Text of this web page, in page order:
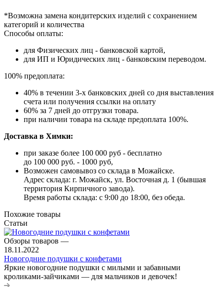
*Возможна замена кондитерских изделий с сохранением
категорий и количества
Способы оплаты:
для Физических лиц - банковской картой,
для ИП и Юридических лиц - банковским переводом.
100% предоплата:
40% в течении 3-х банковских дней со дня выставления
счета или получения ссылки на оплату
60% за 7 дней до отгрузки товара.
при наличии товара на складе предоплата 100%.
Доставка в Химки:
при заказе более 100 000 руб - бесплатно
до 100 000 руб. - 1000 руб,
Возможен самовывоз со склада в Можайске.
Адрес склада: г. Можайск, ул. Восточная д. 1 (бывшая
территория Кирпичного завода).
Время работы склада: с 9:00 до 18:00, без обеда.
Похожие товары
Статьи
Обзоры товаров —
18.11.2022
Новогодние подушки с конфетами
Яркие новогодние подушки с милыми и забавными
кроликами-зайчиками — для мальчиков и девочек!